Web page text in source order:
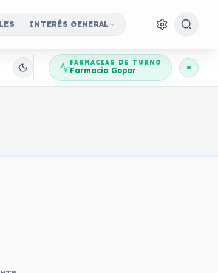
INTERÉS GENERAL
siempre la historia de Hollywood
FARMACIAS DE TURNO
Farmacia Gopar